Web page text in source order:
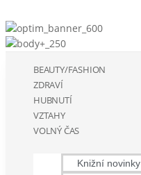
BEAUTY/FASHION
ZDRAVÍ
HUBNUTÍ
VZTAHY
VOLNÝ ČAS
Knižní novinky